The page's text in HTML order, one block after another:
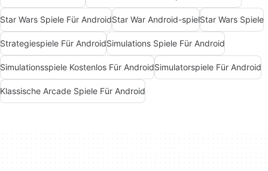
Star Wars Spiele Für AndroidStar War Android-spielStar Wars Spiele
Strategiespiele Für AndroidSimulations Spiele Für Android
Simulationsspiele Kostenlos Für AndroidSimulatorspiele Für Android
Klassische Arcade Spiele Für Android